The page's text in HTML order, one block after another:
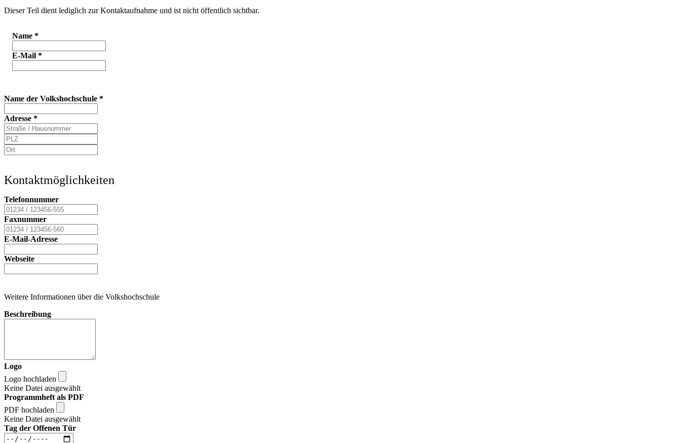
Dieser Teil dient lediglich zur Kontaktaufnahme und ist nicht öffentlich sichtbar.
Name *
E-Mail *
Name der Volkshochschule *
Adresse *
Kontaktmöglichkeiten
Telefonnummer
Faxnummer
E-Mail-Adresse
Webseite
Weitere Informationen über die Volkshochschule
Beschreibung
Logo
Logo hochladen
Keine Datei ausgewählt
Programmheft als PDF
PDF hochladen
Keine Datei ausgewählt
Tag der Offenen Tür